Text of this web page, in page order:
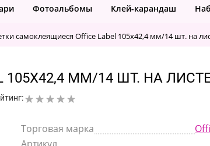
Фотоальбомы Клей-карандаш
самоклеящиеся Office Label 105х42,4 мм/14 шт. на
105Х42,4 ММ/14 ШТ. НА
Торговая марка